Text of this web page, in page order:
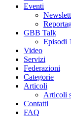
Eventi
GBB Talk
Episodi
Video
Servizi
Federazioni
Categorie
Articoli
Articoli
Contatti
FAQ